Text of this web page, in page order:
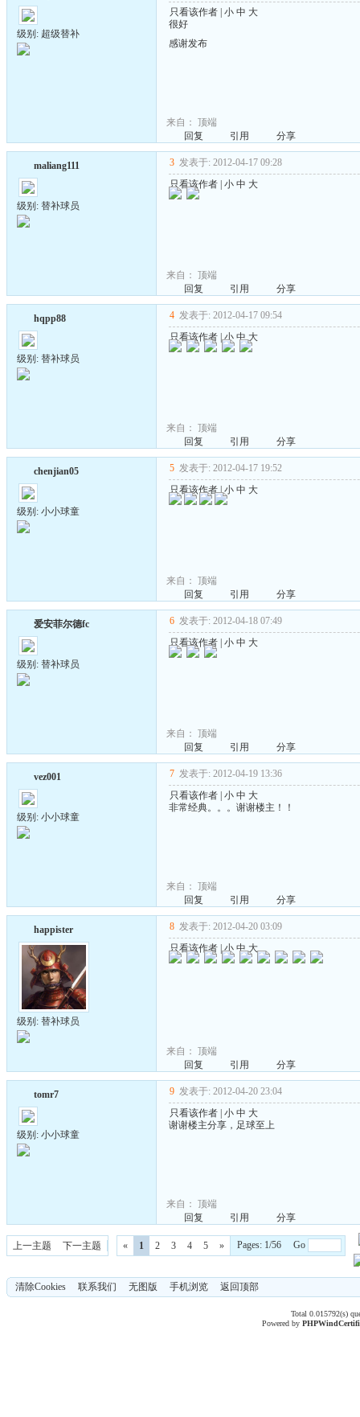
级别: 超级替补
只看该作者 小 中 大
很好
感谢发布
来自： 顶端
回复
引用 分享
maliang111
级别: 替补球员
3 发表于: 2012-04-17 09:28
只看该作者 小 中 大
来自： 顶端
回复
引用 分享
hqpp88
级别: 替补球员
4 发表于: 2012-04-17 09:54
只看该作者 |小 中 大
来自： 顶端
回复
引用 分享
chenjian05
级别: 小小球童
5 发表于: 2012-04-17 19:52
只看该作者|小 中 大
来自： 顶端
回复
引用 分享
爱安菲尔德fc
级别: 替补球员
6 发表于: 2012-04-18 07:49
只看该作者 小 中 大
来自： 顶端
回复
引用 分享
vez001
级别: 小小球童
7 发表于: 2012-04-19 13:36
只看该作者 小 中 大
非常经典。。。谢谢楼主！！
来自： 顶端
回复
引用 分享
happister
级别: 替补球员
8 发表于: 2012-04-20 03:09
只看该作者 |小 中 大
来自： 顶端
回复
引用 分享
tomr7
级别: 小小球童
9 发表于: 2012-04-20 23:04
只看该作者 小 中 大
谢谢楼主分享，足球至上
来自： 顶端
回复
引用 分享
上一主题 下一主题 « 1 2 3 4 5 » Pages: 1/56 Go
清除Cookies 联系我们 无图版 手机浏览 返回顶部
Total 0.015792(s)
Powered byPHPWind